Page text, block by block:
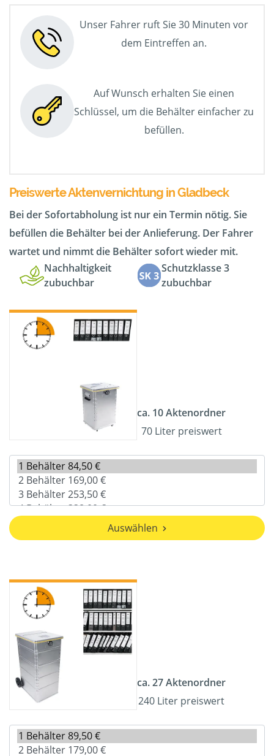
Unser Fahrer ruft Sie 30 Minuten vor
dem Eintreffen an.
Auf Wunsch erhalten Sie einen
Schlüssel, um die Behälter einfacher zu
befüllen.
Preiswerte Aktenvernichtung in Gladbeck
Bei der Sofortabholung ist nur ein Termin nötig. Sie
befüllen die Behälter bei der Anlieferung. Der Fahrer
wartet und nimmt die Behälter sofort wieder mit.
Nachhaltigkeit
zubuchbar
Schutzklasse 3
zubuchbar
ca. 10 Aktenordner
70 Liter preiswert
Auswählen
ca. 27 Aktenordner
240 Liter preiswert